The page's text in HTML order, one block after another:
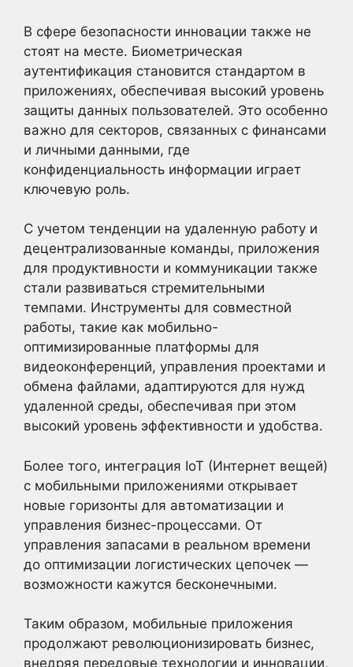
В сфере безопасности инновации также не
стоят на месте. Биометрическая
аутентификация становится стандартом в
приложениях, обеспечивая высокий уровень
защиты данных пользователей. Это особенно
важно для секторов, связанных с финансами
и личными данными, где
конфиденциальность информации играет
ключевую роль.
С учетом тенденции на удаленную работу и
децентрализованные команды, приложения
для продуктивности и коммуникации также
стали развиваться стремительными
темпами. Инструменты для совместной
работы, такие как мобильно-
оптимизированные платформы для
видеоконференций, управления проектами и
обмена файлами, адаптируются для нужд
удаленной среды, обеспечивая при этом
высокий уровень эффективности и удобства.
Более того, интеграция IoT (Интернет вещей)
с мобильными приложениями открывает
новые горизонты для автоматизации и
управления бизнес-процессами. От
управления запасами в реальном времени
до оптимизации логистических цепочек —
возможности кажутся бесконечными.
Таким образом, мобильные приложения
продолжают революционизировать бизнес,
внедряя передовые технологии и инновации,